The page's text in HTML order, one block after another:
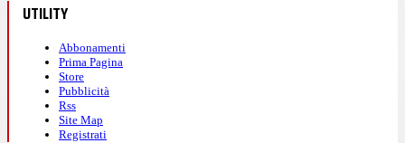
UTILITY
Abbonamenti
Prima Pagina
Store
Pubblicità
Rss
Site Map
Registrati